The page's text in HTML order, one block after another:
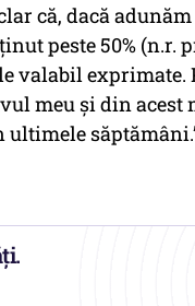
că, dacă
peste 50% (n.r.
valabil exprimate.
meu și din acest